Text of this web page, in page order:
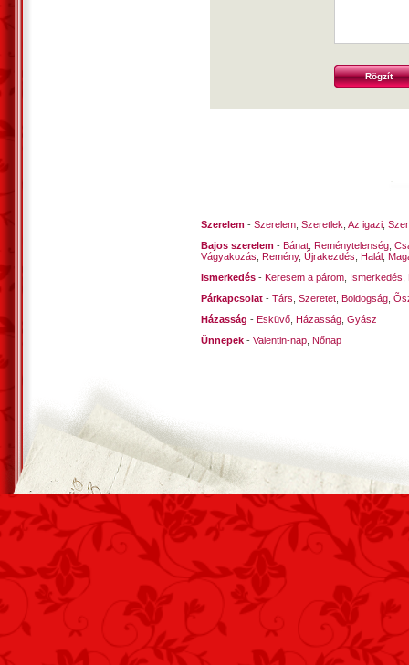
Szerelem - Szerelem Szeretlek Az igazi
Bajos szerelem - Bánat Reménytelenség
Vágyakozás Remény, Újrakezdés Halál
Ismerkedés - Keresem a párom Ismerkedés
Párkapcsolat - Társ Szeretet Boldogság
Házasság - Esküvő Házasság Gyász
Ünnepek - Valentin-nap Nőnap